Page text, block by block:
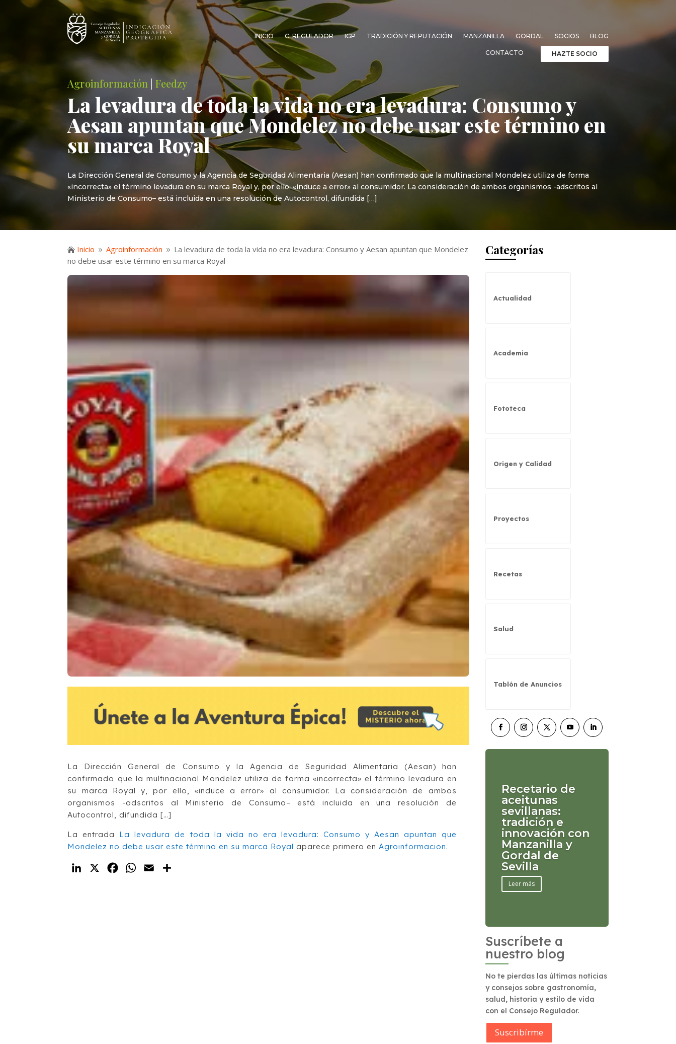
INICIO C. REGULADOR IGP TRADICIÓN Y REPUTACIÓN MANZANILLA GORDAL SOCIOS BLOG
CONTACTO HAZTE SOCIO
Agroinformación |Feedzy
La levadura de toda la vida no era levadura: Consumo y
Aesan apuntan que Mondelez no debe usar este término en
su marca Royal
La Dirección General de Consumo y la Agencia de Seguridad Alimentaria (Aesan) han confirmado que la multinacional Mondelez utiliza de forma
«incorrecta» el término levadura en su marca Royal y, por ello, «induce a error» al consumidor. La consideración de ambos organismos -adscritos al
Ministerio de Consumo– está incluida en una resolución de Autocontrol, difundida […]
 Inicio 9 Agroinformación 9 La levadura de toda la vida no era levadura: Consumo y Aesan apuntan que Mondelez
no debe usar este término en su marca Royal
La Dirección General de Consumo y la Agencia de Seguridad Alimentaria (Aesan) han
confirmado que la multinacional Mondelez utiliza de forma «incorrecta» el término levadura en
su marca Royal y, por ello, «induce a error» al consumidor. La consideración de ambos
organismos -adscritos al Ministerio de Consumo– está incluida en una resolución de
Autocontrol, difundida […]
La entrada La levadura de toda la vida no era levadura: Consumo y Aesan apuntan que
Mondelez no debe usar este término en su marca Royal aparece primero en Agroinformacion.
LinkedIn
X FacebookWhatsApp
Email
Categorías
Actualidad
Academia
Fototeca
Origen y Calidad
Proyectos
Recetas
Salud
Tablón de Anuncios
Recetario de
aceitunas
sevillanas:
tradición e
innovación con
Manzanilla y
Gordal de
Sevilla
Leer más
Suscríbete a
nuestro blog
No te pierdas las últimas noticias
y consejos sobre gastronomía,
salud, historia y estilo de vida
con el Consejo Regulador.
Suscribírme